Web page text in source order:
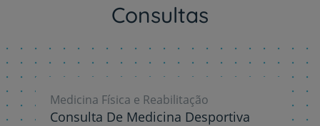
Consultas
Medicina Física e Reabilitação
Consulta De Medicina Desportiva